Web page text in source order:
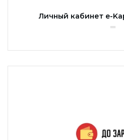
Личный кабинет e-